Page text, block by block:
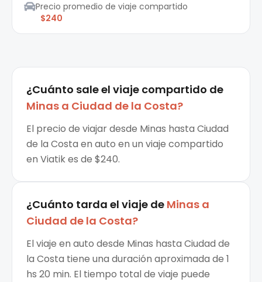
Precio promedio de viaje compartido
$240
¿Cuánto sale el viaje compartido de
Minas a Ciudad de la Costa?
El precio de viajar desde Minas hasta Ciudad
de la Costa en auto en un viaje compartido
en Viatik es de $240.
¿Cuánto tarda el viaje de Minas a
Ciudad de la Costa?
El viaje en auto desde Minas hasta Ciudad de
la Costa tiene una duración aproximada de 1
hs 20 min. El tiempo total de viaje puede